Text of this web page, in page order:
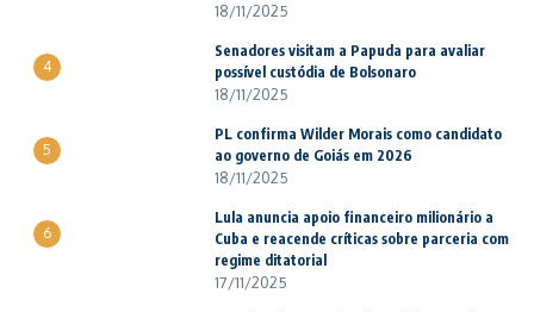
18/11/2025
4
Senadores visitam a Papuda para avaliar
possível custódia de Bolsonaro
18/11/2025
5
PL confirma Wilder Morais como candidato
ao governo de Goiás em 2026
18/11/2025
6
Lula anuncia apoio financeiro milionário a
Cuba e reacende críticas sobre parceria com
regime ditatorial
17/11/2025